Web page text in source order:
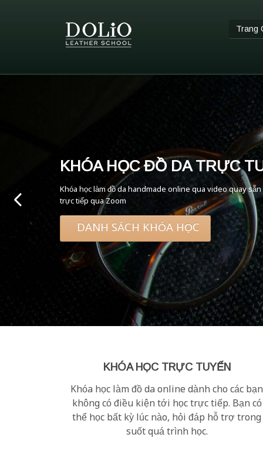
Trang
KHÓA HỌC ĐỒ DA TRỰC
Khóa học làm đồ da handmade online qua video quay
trực tiếp qua Zoom
DANH SÁCH KHÓA HỌC
KHÓA HỌC TRỰC TUYẾN
Khóa học làm đồ da online dành cho các bạn
không có điều kiện tới học trực tiếp. Bạn có
thể học bất kỳ lúc nào, hỏi đáp hỗ trợ trong
suốt quá trình học.